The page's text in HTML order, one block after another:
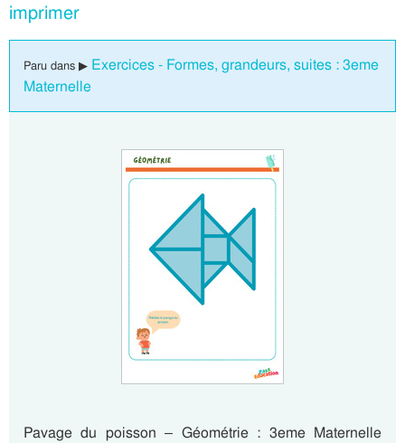
imprimer
Paru dans ▶ Exercices - Formes, grandeurs, suites : 3eme
Maternelle
Pavage du poisson – Géométrie : 3eme Maternelle